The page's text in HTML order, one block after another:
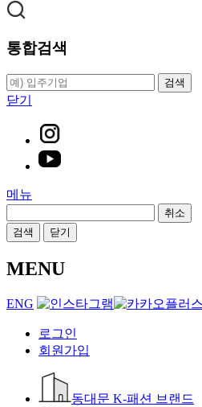
통합검색
검색
닫기
메뉴
취소
검색
닫기
MENU
ENG
로그인
회원가입
동대문 K-패션 브랜드